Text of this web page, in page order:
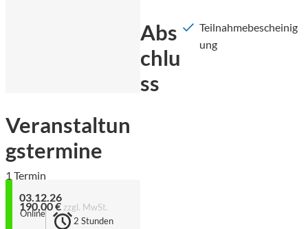
Abs
chlu
ss
Teilnahmebescheinig
ung
Veranstaltun
gstermine
1 Termin
03.12.26
190,00 € zzgl. MwSt.
Online
2 Stunden